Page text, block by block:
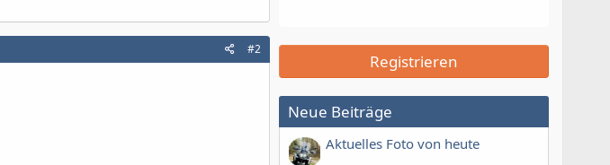
#2
Registrieren
Neue Beiträge
Aktuelles Foto von heute